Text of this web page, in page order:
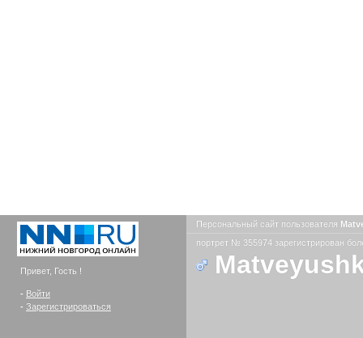
Привет, Гость !
- Войти
- Зарегистрироваться
Персональный сайт пользователя
портрет № 355974 зарегистрирован